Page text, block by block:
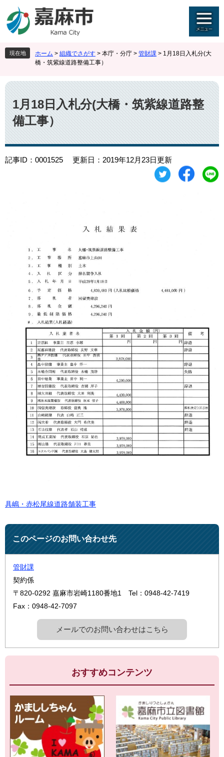
ジ
先
頭
。
ュ
を
飛
て
本
文
へ
現在地 ホーム > 組織でさがす > 本庁・分庁 > 管財課 > 1月18日入札分(大
橋・筑紫線道路整備工事）
本
文
1月18日入札分(大橋・筑紫線道路整
備工事）
記事ID：0001525 更新日：2019年12月23日更新
具嶋・赤松尾線道路舗装工事
このページのお問い合わせ先
管財課
契約係
〒820-0292 嘉麻市岩崎1180番地1
Tel：0948-42-7419
Fax：0948-42-7097
メールでのお問い合わせはこちら
おすすめコンテンツ